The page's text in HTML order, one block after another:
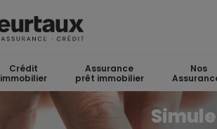
Crédit
immobilier
Assurance
prêt immobilier
Nos